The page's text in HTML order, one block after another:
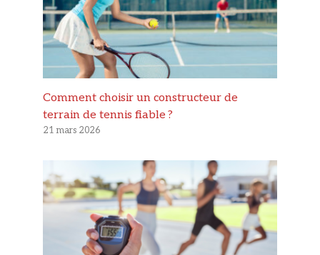
Comment choisir un constructeur de
terrain de tennis fiable ?
21 mars 2026